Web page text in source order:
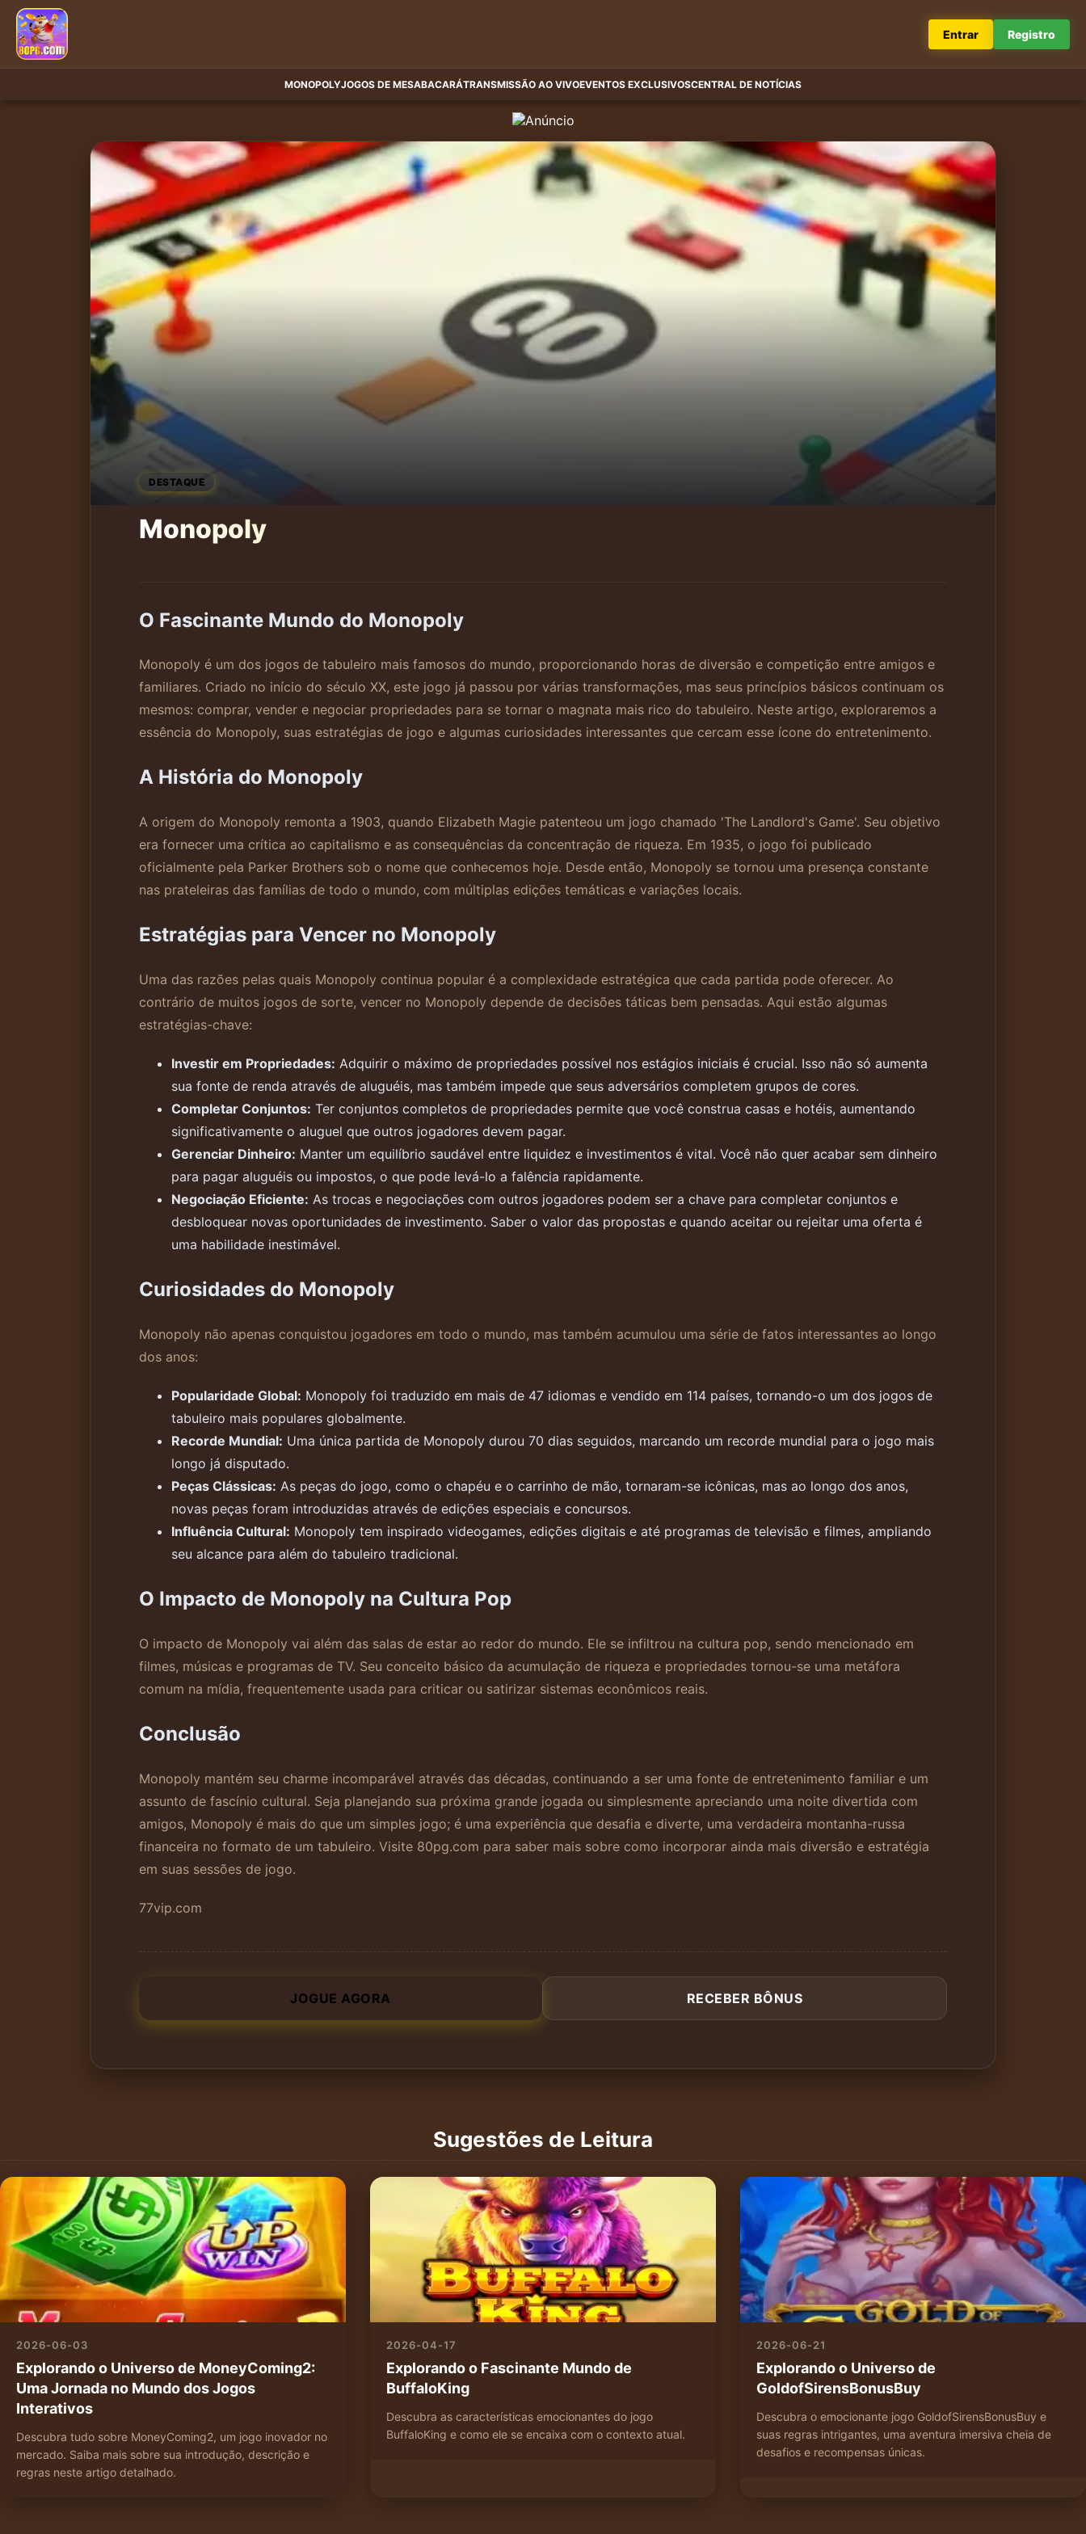
Entrar Registro
MONOPOLYJOGOS DE MESABACARÁTRANSMISSÃO AO VIVOEVENTOS EXCLUSIVOSCENTRAL DE NOTÍCIAS
DESTAQUE
Monopoly
O Fascinante Mundo do Monopoly
Monopoly é um dos jogos de tabuleiro mais famosos do mundo, proporcionando horas de diversão e competição entre amigos e
familiares. Criado no início do século XX, este jogo já passou por várias transformações, mas seus princípios básicos continuam os
mesmos: comprar, vender e negociar propriedades para se tornar o magnata mais rico do tabuleiro. Neste artigo, exploraremos a
essência do Monopoly, suas estratégias de jogo e algumas curiosidades interessantes que cercam esse ícone do entretenimento.
A História do Monopoly
A origem do Monopoly remonta a 1903, quando Elizabeth Magie patenteou um jogo chamado 'The Landlord's Game'. Seu objetivo
era fornecer uma crítica ao capitalismo e as consequências da concentração de riqueza. Em 1935, o jogo foi publicado
oficialmente pela Parker Brothers sob o nome que conhecemos hoje. Desde então, Monopoly se tornou uma presença constante
nas prateleiras das famílias de todo o mundo, com múltiplas edições temáticas e variações locais.
Estratégias para Vencer no Monopoly
Uma das razões pelas quais Monopoly continua popular é a complexidade estratégica que cada partida pode oferecer. Ao
contrário de muitos jogos de sorte, vencer no Monopoly depende de decisões táticas bem pensadas. Aqui estão algumas
estratégias-chave:
Investir em Propriedades: Adquirir o máximo de propriedades possível nos estágios iniciais é crucial. Isso não só aumenta
sua fonte de renda através de aluguéis, mas também impede que seus adversários completem grupos de cores.
Completar Conjuntos: Ter conjuntos completos de propriedades permite que você construa casas e hotéis, aumentando
significativamente o aluguel que outros jogadores devem pagar.
Gerenciar Dinheiro: Manter um equilíbrio saudável entre liquidez e investimentos é vital. Você não quer acabar sem dinheiro
para pagar aluguéis ou impostos, o que pode levá-lo a falência rapidamente.
Negociação Eficiente: As trocas e negociações com outros jogadores podem ser a chave para completar conjuntos e
desbloquear novas oportunidades de investimento. Saber o valor das propostas e quando aceitar ou rejeitar uma oferta é
uma habilidade inestimável.
Curiosidades do Monopoly
Monopoly não apenas conquistou jogadores em todo o mundo, mas também acumulou uma série de fatos interessantes ao longo
dos anos:
Popularidade Global: Monopoly foi traduzido em mais de 47 idiomas e vendido em 114 países, tornando-o um dos jogos de
tabuleiro mais populares globalmente.
Recorde Mundial: Uma única partida de Monopoly durou 70 dias seguidos, marcando um recorde mundial para o jogo mais
longo já disputado.
Peças Clássicas: As peças do jogo, como o chapéu e o carrinho de mão, tornaram-se icônicas, mas ao longo dos anos,
novas peças foram introduzidas através de edições especiais e concursos.
Influência Cultural: Monopoly tem inspirado videogames, edições digitais e até programas de televisão e filmes, ampliando
seu alcance para além do tabuleiro tradicional.
O Impacto de Monopoly na Cultura Pop
O impacto de Monopoly vai além das salas de estar ao redor do mundo. Ele se infiltrou na cultura pop, sendo mencionado em
filmes, músicas e programas de TV. Seu conceito básico da acumulação de riqueza e propriedades tornou-se uma metáfora
comum na mídia, frequentemente usada para criticar ou satirizar sistemas econômicos reais.
Conclusão
Monopoly mantém seu charme incomparável através das décadas, continuando a ser uma fonte de entretenimento familiar e um
assunto de fascínio cultural. Seja planejando sua próxima grande jogada ou simplesmente apreciando uma noite divertida com
amigos, Monopoly é mais do que um simples jogo; é uma experiência que desafia e diverte, uma verdadeira montanha-russa
financeira no formato de um tabuleiro. Visite 80pg.com para saber mais sobre como incorporar ainda mais diversão e estratégia
em suas sessões de jogo.
77vip.com
JOGUE AGORA RECEBER BÔNUS
Sugestões de Leitura
2026-06-03
Explorando o Universo de MoneyComing2:
Uma Jornada no Mundo dos Jogos
Interativos
Descubra tudo sobre MoneyComing2, um jogo inovador no
mercado. Saiba mais sobre sua introdução, descrição e
regras neste artigo detalhado.
2026-04-17
Explorando o Fascinante Mundo de
BuffaloKing
Descubra as características emocionantes do jogo
BuffaloKing e como ele se encaixa com o contexto atual.
2026-06-21
Explorando o Universo de
GoldofSirensBonusBuy
Descubra o emocionante jogo GoldofSirensBonusBuy e
suas regras intrigantes, uma aventura imersiva cheia de
desafios e recompensas únicas.